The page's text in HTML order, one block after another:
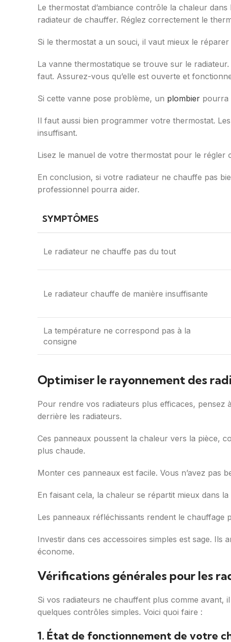
Le thermostat d’ambiance contrôle la chaleur
radiateur de chauffer. Réglez correctement le
Si le thermostat a un souci, il vaut mieux le
La vanne thermostatique se trouve sur le
faut. Assurez-vous qu’elle est ouverte et
Si cette vanne pose problème, un plombier pourra
Il faut aussi bien programmer votre thermostat.
insuffisant.
Lisez le manuel de votre thermostat pour le régler
En conclusion, si votre radiateur ne chauffe pas
professionnel pourra aider.
SYMPTÔMES
Le radiateur ne chauffe pas du tout
Le radiateur chauffe de manière insuffisante
La température ne correspond pas à la
consigne
Optimiser le rayonnement des
Pour rendre vos radiateurs plus efficaces, pensez
derrière les radiateurs.
Ces panneaux poussent la chaleur vers la pièce,
plus chaude.
Monter ces panneaux est facile. Vous n’avez pas
En faisant cela, la chaleur se répartit mieux dans
Les panneaux réfléchissants rendent le chauffage
Investir dans ces accessoires simples est sage. Ils
économe.
Vérifications générales pour les
Si vos radiateurs ne chauffent plus comme avant,
quelques contrôles simples. Voici quoi faire :
1. État de fonctionnement de votre